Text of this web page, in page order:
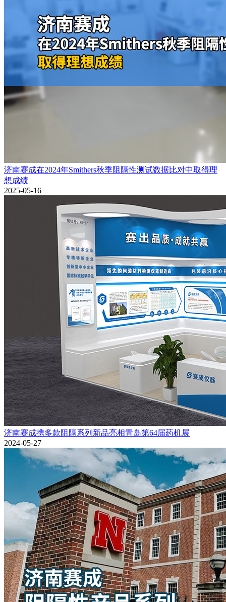
济南赛成在2024年Smithers秋季阻隔性测试数据比对中取得理
想成绩
2025-05-16
济南赛成携多款阻隔系列新品亮相青岛第64届药机展
2024-05-27